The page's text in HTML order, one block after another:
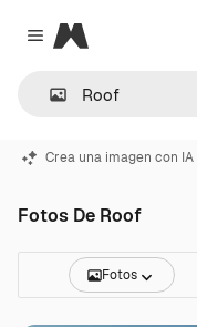
Close menu
Magnific
Crea una imagen con IA
Fotos De Roof
Fotos